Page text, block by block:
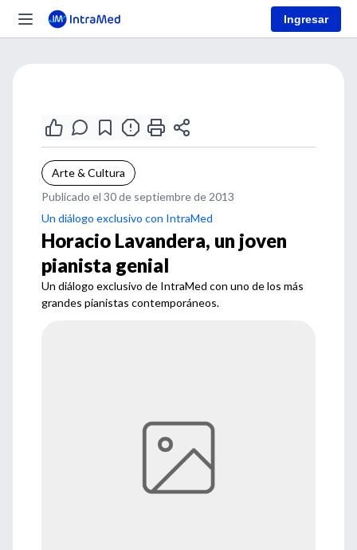
Ingresar
Arte & Cultura
Publicado el 30 de septiembre de 2013
Un diálogo exclusivo con IntraMed
Horacio Lavandera, un joven
pianista genial
Un diálogo exclusivo de IntraMed con uno de los más
grandes pianistas contemporáneos.